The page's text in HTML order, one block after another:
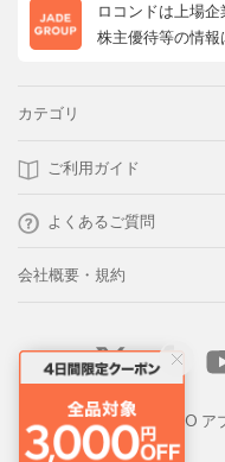
ロコンドは上場
株主優待等の情報
カテゴリ
ご利用ガイド
よくあるご質問
会社概要・規約
LOCONDO ア